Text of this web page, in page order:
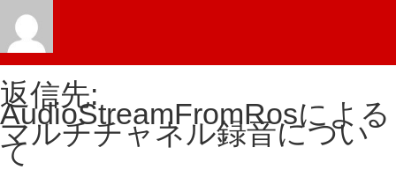
返信先:
AudioStreamFromRosによる
マルチチャネル録音につい
て